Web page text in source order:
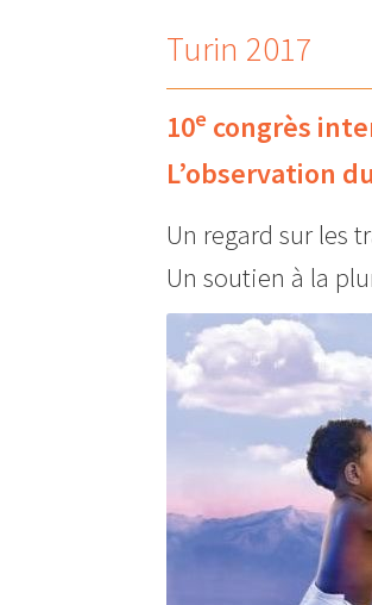
Turin 2017
10e congrès
L’observation
Un regard sur les
Un soutien à la